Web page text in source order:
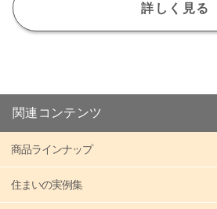
詳しく見る
関連コンテンツ
商品ラインナップ
住まいの実例集